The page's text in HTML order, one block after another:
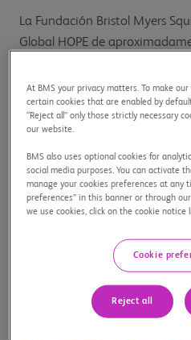
La Fundación Bristol Myers
Global HOPE de
At BMS your privacy matters. To make
certain cookies that are enabled by
“Reject all” only those strictly necessary
our website.
BMS also uses optional cookies for
social media purposes. You can activate
manage your cookies preferences at any
preferences” in this banner or through
we use cookies, click on the cookie notice
Cookie
Reject all